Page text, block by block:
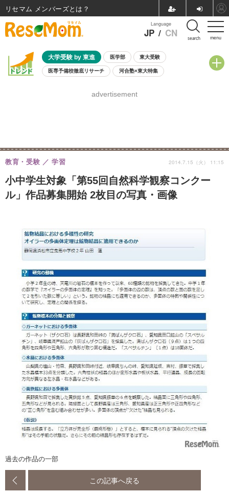
menu
Language
JP / CN search
大学受験 by 東進 医学部 東大受験
医専予備校徹底リサーチ 河合塾×東大特集
8月開催学校説明会・相談会
advertisement
小中学生対象「第55回自然科学観察コンクー
ル」作品募集開始 2枚目の写真・画像
教育・受験 学習 2014.7.15（火） 11:15
過去の作品の一部
この記事へ戻る
リセマム メンバーズ